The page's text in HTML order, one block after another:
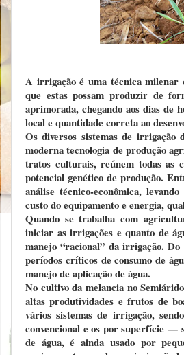
A irrigação é uma técnica milenar
que estas possam produzir de
aprimorada, chegando aos dias de
local e quantidade correta ao
Os diversos sistemas de irrigação
moderna tecnologia de produção
tratos culturais, reúnem todas as
potencial genético de produção.
análise técnico-econômica,
custo do equipamento e energia,
Quando se trabalha com
iniciar as irrigações e quanto de
manejo “racional” da irrigação.
períodos críticos de consumo de
manejo de aplicação de água.
No cultivo da melancia no
altas produtividades e frutos de
vários sistemas de irrigação,
convencional e os por superfície —
de água, é ainda usado por